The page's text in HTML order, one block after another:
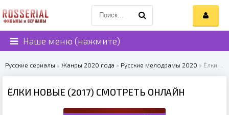
Наше меню (нажмите)
Русские сериалы » Жанры 2020 года » Русские мелодрамы 2020 » Ёлки новые (2017)
ЁЛКИ НОВЫЕ (2017) СМОТРЕТЬ ОНЛАЙН